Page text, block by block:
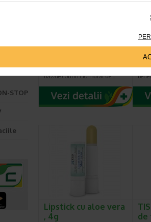
/ ml, 10 ml, Tis…
EFEDRINAT 0,5%, picaturi
nazale contin clorhidrat de…
TIS
Lipstick cu aloe vera
, 4g
de
STOP